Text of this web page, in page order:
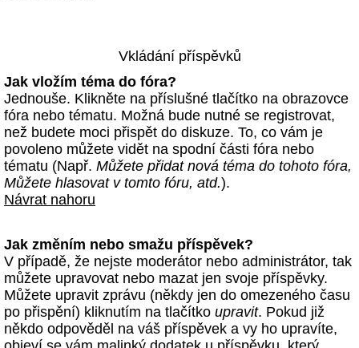
Vkládání příspěvků
Jak vložím téma do fóra?
Jednouše. Klikněte na příslušné tlačítko na obrazovce
fóra nebo tématu. Možná bude nutné se registrovat,
než budete moci přispět do diskuze. To, co vám je
povoleno můžete vidět na spodní části fóra nebo
tématu (Např. Můžete přidat nová téma do tohoto fóra,
Můžete hlasovat v tomto fóru, atd.).
Návrat nahoru
Jak změním nebo smažu příspěvek?
V případě, že nejste moderátor nebo administrátor, tak
můžete upravovat nebo mazat jen svoje příspěvky.
Můžete upravit zprávu (někdy jen do omezeného času
po přispění) kliknutím na tlačítko upravit. Pokud již
někdo odpověděl na váš příspěvek a vy ho upravíte,